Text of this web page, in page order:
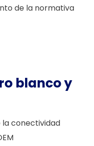
de la normativa
blanco y
la conectividad